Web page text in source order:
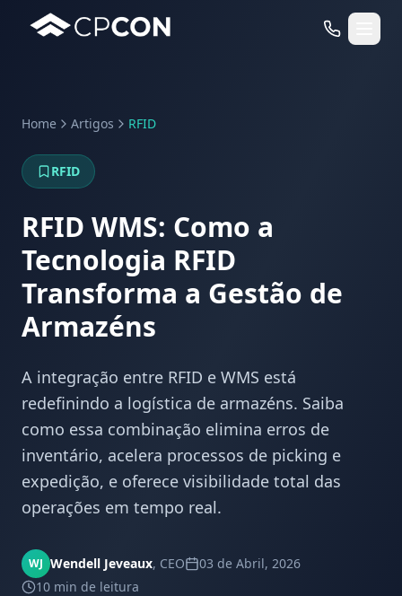
Serviços
Casos de Uso RFID
WhatsApp Fale Conosco
Home Artigos RFID
RFID
RFID WMS: Como a
Tecnologia RFID
Transforma a Gestão de
Armazéns
A integração entre RFID e WMS está
redefinindo a logística de armazéns. Saiba
como essa combinação elimina erros de
inventário, acelera processos de picking e
expedição, e oferece visibilidade total das
operações em tempo real.
WJ Wendell Jeveaux, CEO
03 de Abril, 2026
10 min de leitura